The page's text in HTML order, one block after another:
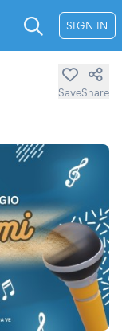
SIGN IN
SaveShare